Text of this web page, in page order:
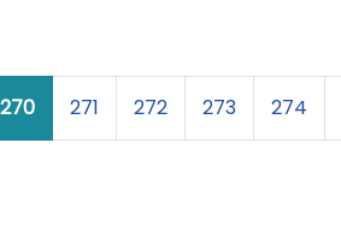
270 271 272 273 274